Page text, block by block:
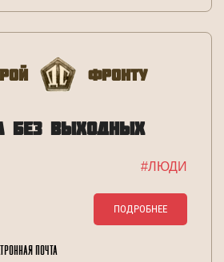
Фронту
БЕЗ ВЫХОДНЫХ
#ЛЮДИ
ПОДРОБНЕЕ
почта